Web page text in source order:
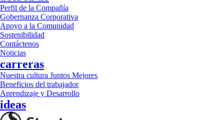
Perfil de la Compañía
Gobernanza Corporativa
Apoyo a la Comunidad
Sostenibilidad
Contáctenos
Noticias
carreras
Nuestra cultura Juntos Mejores
Beneficios del trabajador
Aprendizaje y Desarrollo
ideas